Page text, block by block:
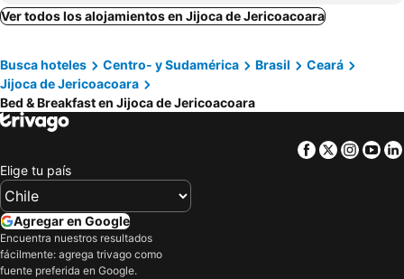
Ver todos los alojamientos en Jijoca de Jericoacoara
Busca hoteles Centro- y Sudamérica Brasil
Ceará
Jijoca de Jericoacoara
Bed & Breakfast en Jijoca de Jericoacoara
Facebook
Twitter
Elige tu país
Agregar en Google
Encuentra nuestros resultados
fácilmente: agrega trivago como
fuente preferida en Google.